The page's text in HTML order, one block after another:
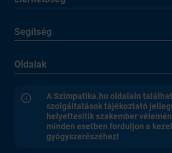
Segítség
Oldalak
A Szimpatika.hu oldalain
szolgáltatások tájékoztató
helyettesítik szakember
minden esetben forduljon a
gyógyszerészéhez!